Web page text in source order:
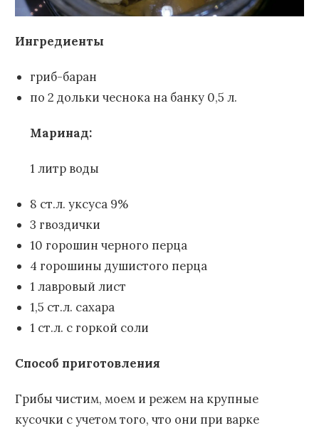
Ингредиенты
гриб-баран
по 2 дольки чеснока на банку 0,5 л.
Маринад:
1 литр воды
8 ст.л. уксуса 9%
3 гвоздички
10 горошин черного перца
4 горошины душистого перца
1 лавровый лист
1,5 ст.л. сахара
1 ст.л. с горкой соли
Способ приготовления
Грибы чистим, моем и режем на крупные
кусочки с учетом того, что они при варке